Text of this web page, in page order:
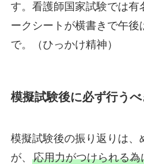
す。看護師国家試験では有
ークシートが横書きで午後
で。（ひっかけ精神）
模擬試験後に必ず行うべ
模擬試験後の振り返りは、
が、 応用力がつけられる